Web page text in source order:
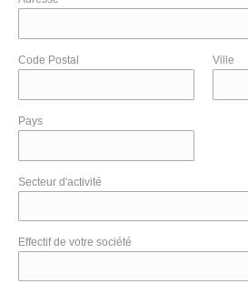
Code Postal Ville
Pays
Secteur d'activité
Effectif de votre société